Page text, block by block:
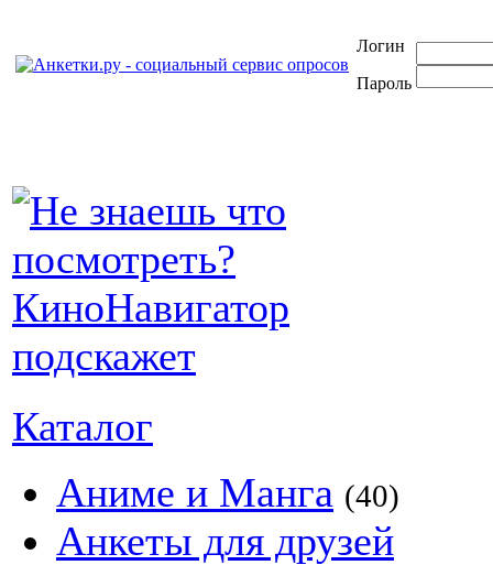
Логин
Пароль
Каталог
Аниме и Манга (40)
Анкеты для друзей